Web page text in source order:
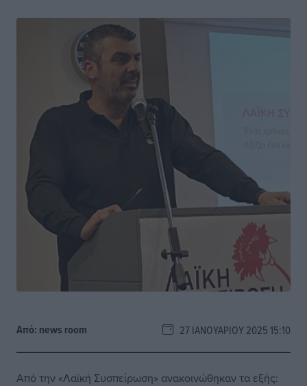
Από: news room 27 ΙΑΝΟΥΑΡΊΟΥ 2025 15:10
Από την «Λαϊκή Συσπείρωση» ανακοινώθηκαν τα εξής: